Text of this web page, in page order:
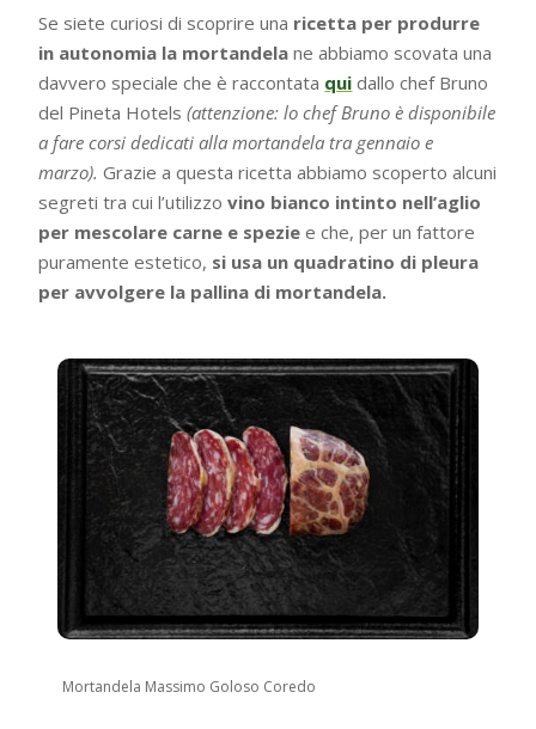
Se siete curiosi di scoprire una ricetta per produrre
in autonomia la mortandela ne abbiamo scovata una
davvero speciale che è raccontata qui dallo chef Bruno
del Pineta Hotels(attenzione: lo chef Bruno è disponibile
a fare corsi dedicati alla mortandela tra gennaio e
marzo). Grazie a questa ricetta abbiamo scoperto alcuni
segreti tra cui l’utilizzo vino bianco intinto nell’aglio
per mescolare carne e spezie e che, per un fattore
puramente estetico, si usa un quadratino di pleura
per avvolgere la pallina di mortandela.
Mortandela Massimo Goloso Coredo